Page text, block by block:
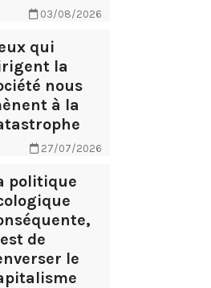
03/08/2026
qui
la
nous
à la
27/07/2026
politique
de
le